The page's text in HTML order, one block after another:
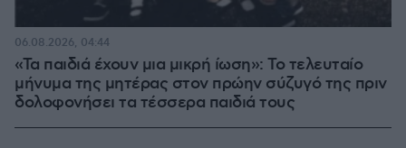
«Τα παιδιά έχουν μια μικρή ίωση»: Το τελευταίο
μήνυμα της μητέρας στον πρώην σύζυγό της πριν
δολοφονήσει τα τέσσερα παιδιά τους
06.08.2026, 04:44